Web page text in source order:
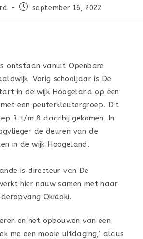
september 16, 2022
ontstaan vanuit Openbare
Vorig schooljaar is De
in de wijk Hoogeland op een
een peuterkleutergroep. Dit
3 t/m 8 daarbij gekomen. In
de deuren van de
in de wijk Hoogeland.
is directeur van De
hier nauw samen met haar
Okidoki.
en het opbouwen van een
me een mooie uitdaging,’ aldus